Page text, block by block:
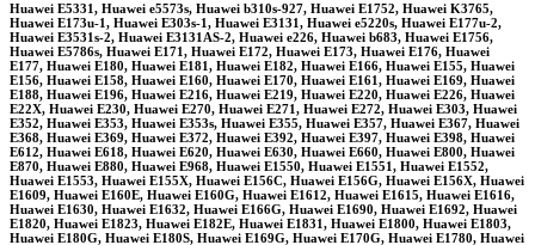
Huawei E5331, Huawei e5573s, Huawei b310s-927, Huawei E1752, Huawei K3765,
Huawei E173u-1, Huawei E303s-1, Huawei E3131, Huawei e5220s, Huawei E177u-2,
Huawei E3531s-2, Huawei E3131AS-2, Huawei e226, Huawei b683, Huawei E1756,
Huawei E5786s, Huawei E171, Huawei E172, Huawei E173, Huawei E176, Huawei
E177, Huawei E180, Huawei E181, Huawei E182, Huawei E166, Huawei E155, Huawei
E156, Huawei E158, Huawei E160, Huawei E170, Huawei E161, Huawei E169, Huawei
E188, Huawei E196, Huawei E216, Huawei E219, Huawei E220, Huawei E226, Huawei
E22X, Huawei E230, Huawei E270, Huawei E271, Huawei E272, Huawei E303, Huawei
E352, Huawei E353, Huawei E353s, Huawei E355, Huawei E357, Huawei E367, Huawei
E368, Huawei E369, Huawei E372, Huawei E392, Huawei E397, Huawei E398, Huawei
E612, Huawei E618, Huawei E620, Huawei E630, Huawei E660, Huawei E800, Huawei
E870, Huawei E880, Huawei E968, Huawei E1550, Huawei E1551, Huawei E1552,
Huawei E1553, Huawei E155X, Huawei E156C, Huawei E156G, Huawei E156X, Huawei
E1609, Huawei E160E, Huawei E160G, Huawei E1612, Huawei E1615, Huawei E1616,
Huawei E1630, Huawei E1632, Huawei E166G, Huawei E1690, Huawei E1692, Huawei
E1820, Huawei E1823, Huawei E182E, Huawei E1831, Huawei E1800, Huawei E1803,
Huawei E180G, Huawei E180S, Huawei E169G, Huawei E170G, Huawei E1780, Huawei